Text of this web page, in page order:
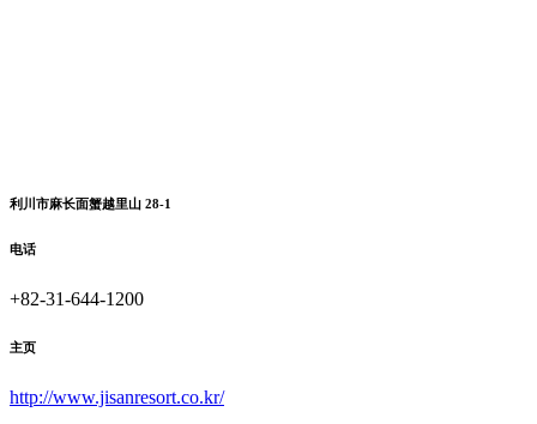
利川市麻长面蟹越里山 28-1
电话
+82-31-644-1200
主页
http://www.jisanresort.co.kr/